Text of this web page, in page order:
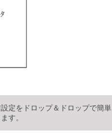
定をドロップ＆ドロップで簡単
す。